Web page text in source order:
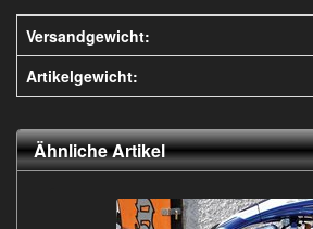
Versandgewicht:
Artikelgewicht:
Ähnliche Artikel